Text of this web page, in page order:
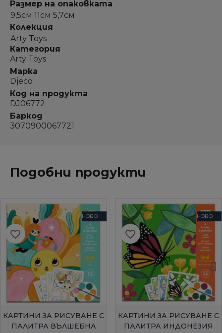
Размер на опаковката
9,5см 11см 5,7см
Колекция
Arty Toys
Категория
Arty Toys
Марка
Djeco
Код на продукта
DJ06772
Баркод
3070900067721
Подобни продукти
БЪРЗ ПРЕГЛЕД
НОВО
КАРТИНИ ЗА РИСУВАНЕ С
ПАЛИТРА ВЪЛШЕБНА
favorite_border
БЪРЗ ПРЕГЛЕД
НОВО
КАРТИНИ ЗА РИСУВАНЕ С
ПАЛИТРА ИНДОНЕЗИЯ
favorite_border